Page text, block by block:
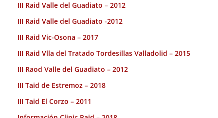
III Raid Valle del Guadiato – 2012
III Raid Valle del Guadiato -2012
III Raid Vic-Osona – 2017
III Raid Vlla del Tratado Tordesillas Valladolid – 2015
III Raod Valle del Guadiato – 2012
III Taid de Estremoz – 2018
III Taid El Corzo – 2011